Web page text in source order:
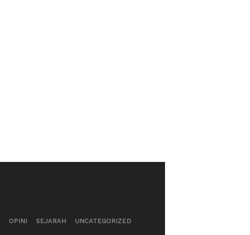
OPINI SEJARAH UNCATEGORIZED